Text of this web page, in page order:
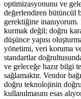
optimizasyonunu ve
değerlendiren bütüncül
gerektiğine inanıyorum.
kurmak değil; doğru
düşünce yapısı
yönetimi, veri koruma
standartlar
ve geleceğe hazır bilgi
sağlamaktır. Vendor
doğru teknolojinin
kullanılmasını esas